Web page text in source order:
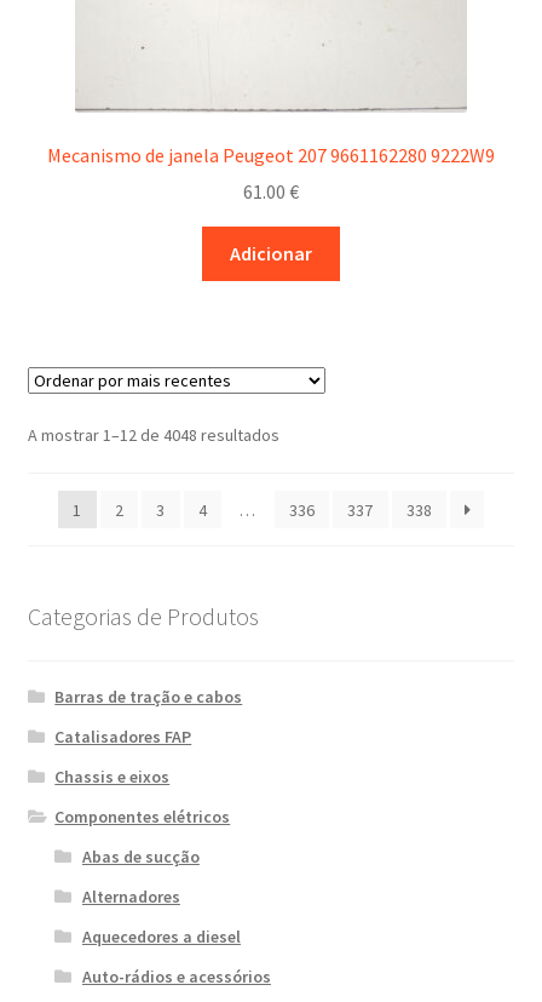
Mecanismo de janela Peugeot 207 9661162280 9222W9
61.00 €
Adicionar
A mostrar 1–12 de 4048 resultadosOrdenado
recentes
1 2 3 4 … 336 337 338
Categorias de Produtos
Barras de tração e cabos
Catalisadores FAP
Chassis e eixos
Componentes elétricos
Abas de sucção
Alternadores
Aquecedores a diesel
Auto-rádios e acessórios